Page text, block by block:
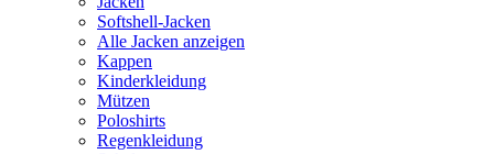
Softshell-Jacken
Alle Jacken anzeigen
Kappen
Kinderkleidung
Mützen
Poloshirts
Regenkleidung